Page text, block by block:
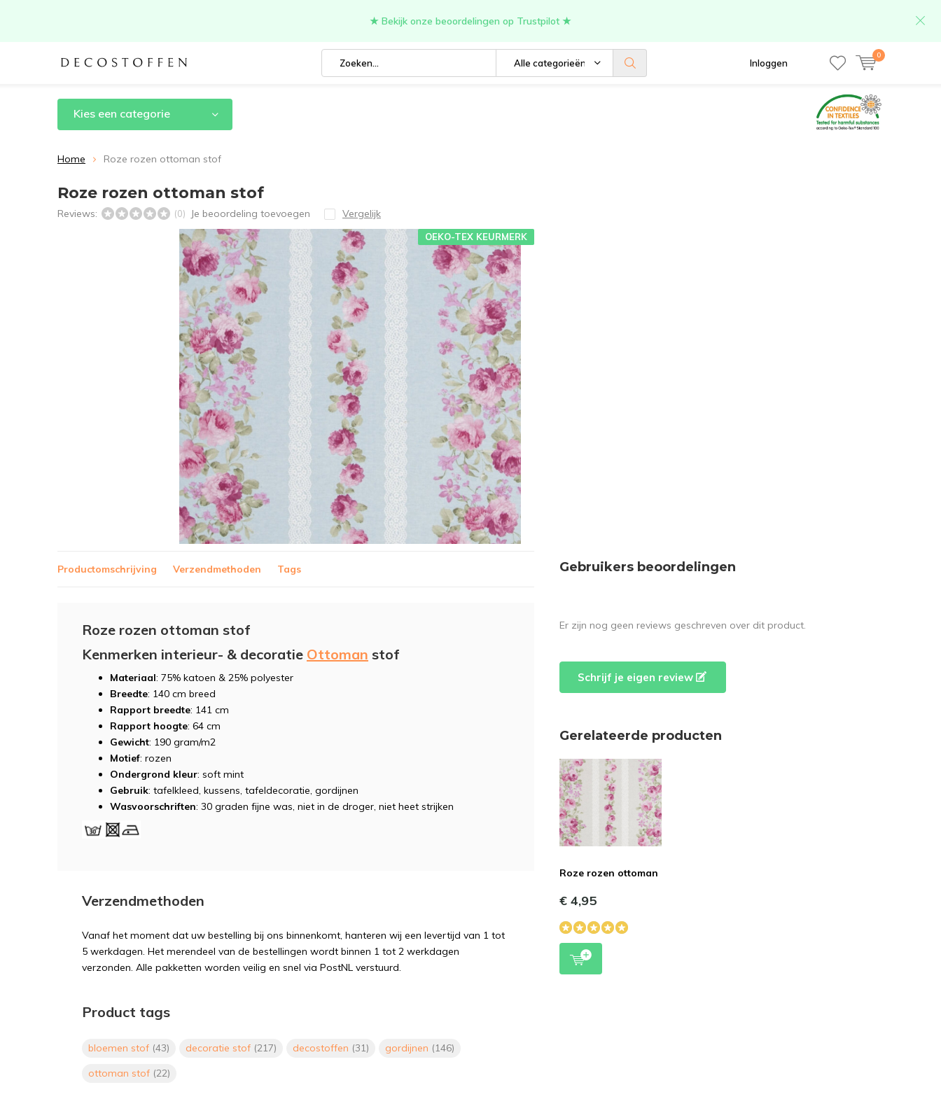
Alle categorieën Inloggen
0
★ Bekijk onze beoordelingen op Trustpilot ★
Kies een categorie
Home Roze rozen ottoman stof
Roze rozen ottoman stof
Reviews: (0) Je beoordeling toevoegen Vergelijk
OEKO-TEX KEURMERK
Productomschrijving Verzendmethoden Tags
Roze rozen ottoman stof
Kenmerken interieur- & decoratie Ottoman stof
Materiaal: 75% katoen & 25% polyester
Breedte: 140 cm breed
Rapport breedte: 141 cm
Rapport hoogte: 64 cm
Gewicht: 190 gram/m2
Motief: rozen
Ondergrond kleur: soft mint
Gebruik: tafelkleed, kussens, tafeldecoratie, gordijnen
Wasvoorschriften: 30 graden fijne was, niet in de droger, niet heet strijken
Verzendmethoden
Vanaf het moment dat uw bestelling bij ons binnenkomt, hanteren wij een levertijd van 1 tot
5 werkdagen. Het merendeel van de bestellingen wordt binnen 1 tot 2 werkdagen
verzonden. Alle pakketten worden veilig en snel via PostNL verstuurd.
Product tags
bloemen stof (43) decoratie stof (217) decostoffen (31) gordijnen (146)
ottoman stof (22)
Gebruikers beoordelingen
Er zijn nog geen reviews geschreven over dit product.
Schrijf je eigen review
Gerelateerde producten
Roze rozen ottoman
€ 4,95